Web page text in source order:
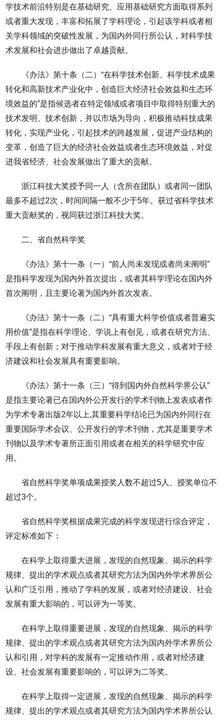
学技术前沿特别是在基础研究、应用基础研究方面取得系列
或者重大发现，丰富和拓展了学科理论，引起该学科或者相
关学科领域的突破性发展，为国内外同行所公认，对科学技
术发展和社会进步做出了卓越贡献。
《办法》第十条（二）“在科学技术创新、科学技术成果
转化和高新技术产业化中，创造巨大经济社会效益和生态环
境效益的”是指候选者在特定领域或者项目中取得特别重大的
技术发明、技术创新，并以市场为导向，积极推动科技成果
转化，实现产业化，引起技术的跨越发展，促进产业结构的
变革，创造了巨大的经济社会效益或者生态环境效益，对促
进我省经济、社会发展做出了重大的贡献。
浙江科技大奖授予同一人（含所在团队）或者同一团队
最多不超过2次，时间间隔一般不少于5年。获过省科学技术
重大贡献奖的，视同获过浙江科技大奖。
二、省自然科学奖
《办法》第十一条（一）“前人尚未发现或者尚未阐明”
是指科学发现为国内外首次提出，或者其科学理论在国内外
首次阐明，且主要论著为国内外首次发表。
《办法》第十一条（二）“具有重大科学价值或者普遍实
用价值”是指在科学理论、学说上有创见，或者在研究方法、
手段上有创新；对于推动学科发展有重大意义，或者对于经
济建设和社会发展具有重要影响。
《办法》第十一条（三）“得到国内外自然科学界公认”
是指主要论著已在国内外公开发行的学术刊物上发表或者作
为学术专著出版2年以上,其重要科学结论已为国内外同行在
重要国际学术会议、公开发行的学术刊物，尤其是重要学术
刊物以及学术专著所正面引用或者在相关的科学研究中应
用。
省自然科学奖单项成果授奖人数不超过5人、授奖单位不
超过3个。
省自然科学奖根据成果完成的科学发现进行综合评定，
评定标准如下：
在科学上取得重大进展，发现的自然现象、揭示的科学
规律、提出的学术观点或者其研究方法为国内外学术界所公
认和广泛引用，推动了学科的发展，或者对经济建设、社会
发展有重大影响的，可以评为一等奖。
在科学上取得重要进展，发现的自然现象、揭示的科学
规律、提出的学术观点或者其研究方法为国内外学术界所公
认和引用，对学科的发展有一定推动作用，或者对经济建
设、社会发展有重要影响的，可以评为二等奖。
在科学上取得一定进展，发现的自然现象、揭示的科学
规律、提出的学术观点或者其研究方法为国内学术界所公认